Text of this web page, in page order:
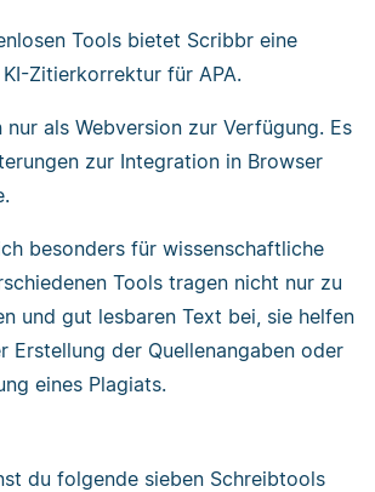
Tools bietet Scribbr eine
Zitierkorrektur für APA.
nur als Webversion zur Verfügung. Es
zur Integration in Browser
besonders für wissenschaftliche
Tools tragen nicht nur zu
und gut lesbaren Text bei, sie helfen
Erstellung der Quellenangaben oder
eines Plagiats.
du folgende sieben Schreibtools